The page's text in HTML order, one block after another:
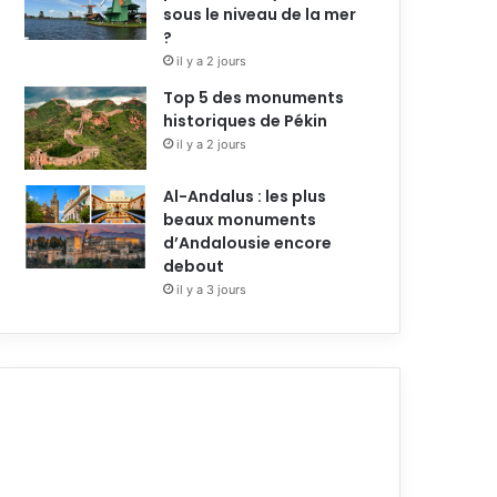
sous le niveau de la mer
?
il y a 2 jours
Top 5 des monuments
historiques de Pékin
il y a 2 jours
Al-Andalus : les plus
beaux monuments
d’Andalousie encore
debout
il y a 3 jours